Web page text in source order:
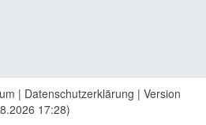
| Datenschutzerklärung | Version
17:28)